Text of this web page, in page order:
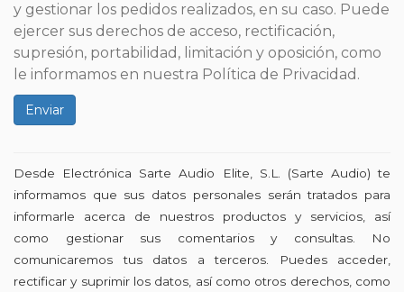
y gestionar los pedidos realizados, en su caso. Puede
ejercer sus derechos de acceso, rectificación,
supresión, portabilidad, limitación y oposición, como
le informamos en nuestra Política de Privacidad.
Enviar
Desde Electrónica Sarte Audio Elite, S.L. (Sarte Audio) te
informamos que sus datos personales serán tratados para
informarle acerca de nuestros productos y servicios, así
como gestionar sus comentarios y consultas. No
comunicaremos tus datos a terceros. Puedes acceder,
rectificar y suprimir los datos, así como otros derechos, como